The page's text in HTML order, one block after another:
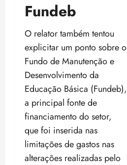
Fundeb
O relator também tentou
explicitar um ponto sobre o
Fundo de Manutenção e
Desenvolvimento da
Educação Básica (Fundeb),
a principal fonte de
financiamento do setor,
que foi inserida nas
limitações de gastos nas
alterações realizadas pelo